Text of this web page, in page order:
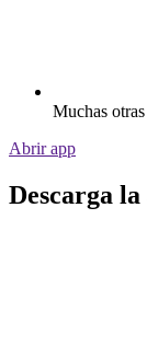
Muchas
Abrir app
Descarga